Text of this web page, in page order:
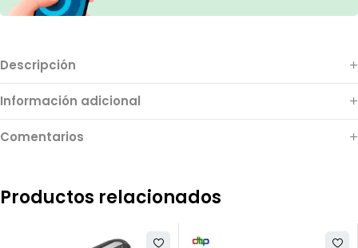
Descripción
Información adicional
Comentarios
Productos relacionados